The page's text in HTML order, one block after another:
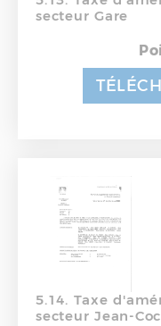
secteur Gare
5.14. Taxe
secteur Jean-